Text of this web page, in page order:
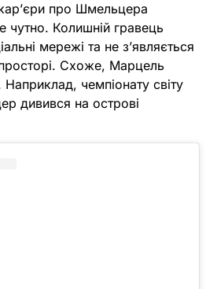
про Шмельцера
чутно. Колишній гравець
мережі та не з’являється
Схоже, Марцель
чемпіонату світу
дивився на острові